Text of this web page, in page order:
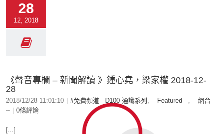
28
12, 2018
《聲音專欄 – 新聞解讀 》鍾心堯，梁家權 2018-12-
28
2018/12/28 11:01:10 #免費頻道 - D100 通識系列 , -- Featured --, -- 網台
--
0條評論
[...]